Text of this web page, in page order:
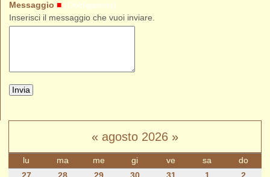
Messaggio
(Obbligatorio)
Inserisci il messaggio che vuoi inviare.
« agosto 2026 »
month-
lu ma me gi ve sa
do